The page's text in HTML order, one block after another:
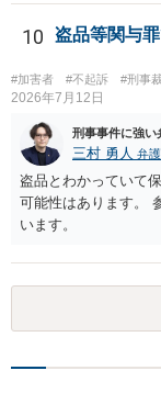
るなり、警察に相談
10 盗品等関与
#加害者 #不起訴 #刑事
2026年7月12日
刑事事件に強い
三村 勇人 弁
盗品とわかっていて
可能性はあります。
います。